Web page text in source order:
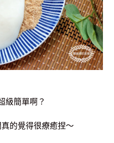
級簡單啊？
的覺得很療癒捏～